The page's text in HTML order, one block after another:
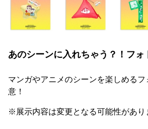
あのシーンに入れちゃう？！フォ
マンガやアニメのシーンを楽しめるフ
意！
※展示内容は変更となる可能性があり